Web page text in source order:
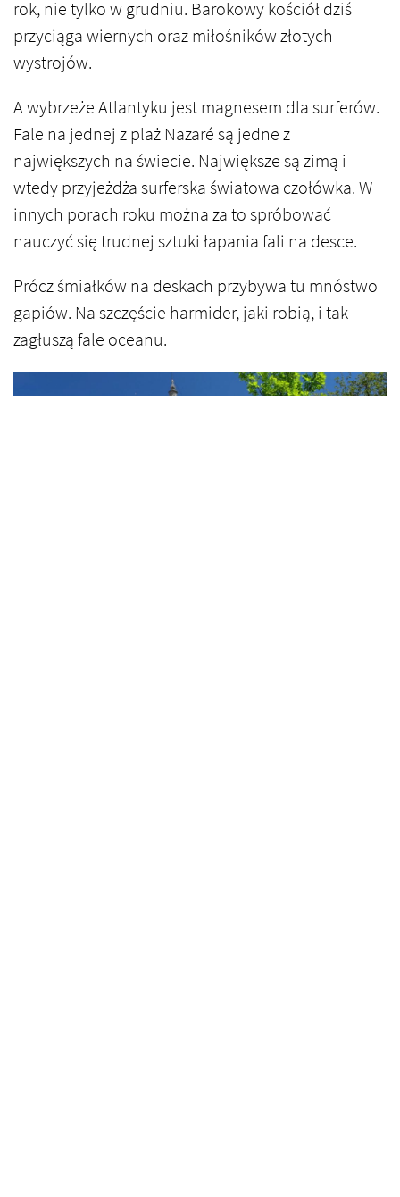
rok, nie tylko w grudniu. Barokowy kościół dziś
przyciąga wiernych oraz miłośników złotych
wystrojów.
A wybrzeże Atlantyku jest magnesem dla surferów.
Fale na jednej z plaż Nazaré są jedne z
największych na świecie. Największe są zimą i
wtedy przyjeżdża surferska światowa czołówka. W
innych porach roku można za to spróbować
nauczyć się trudnej sztuki łapania fali na desce.
Prócz śmiałków na deskach przybywa tu mnóstwo
gapiów. Na szczęście harmider, jaki robią, i tak
zagłuszą fale oceanu.